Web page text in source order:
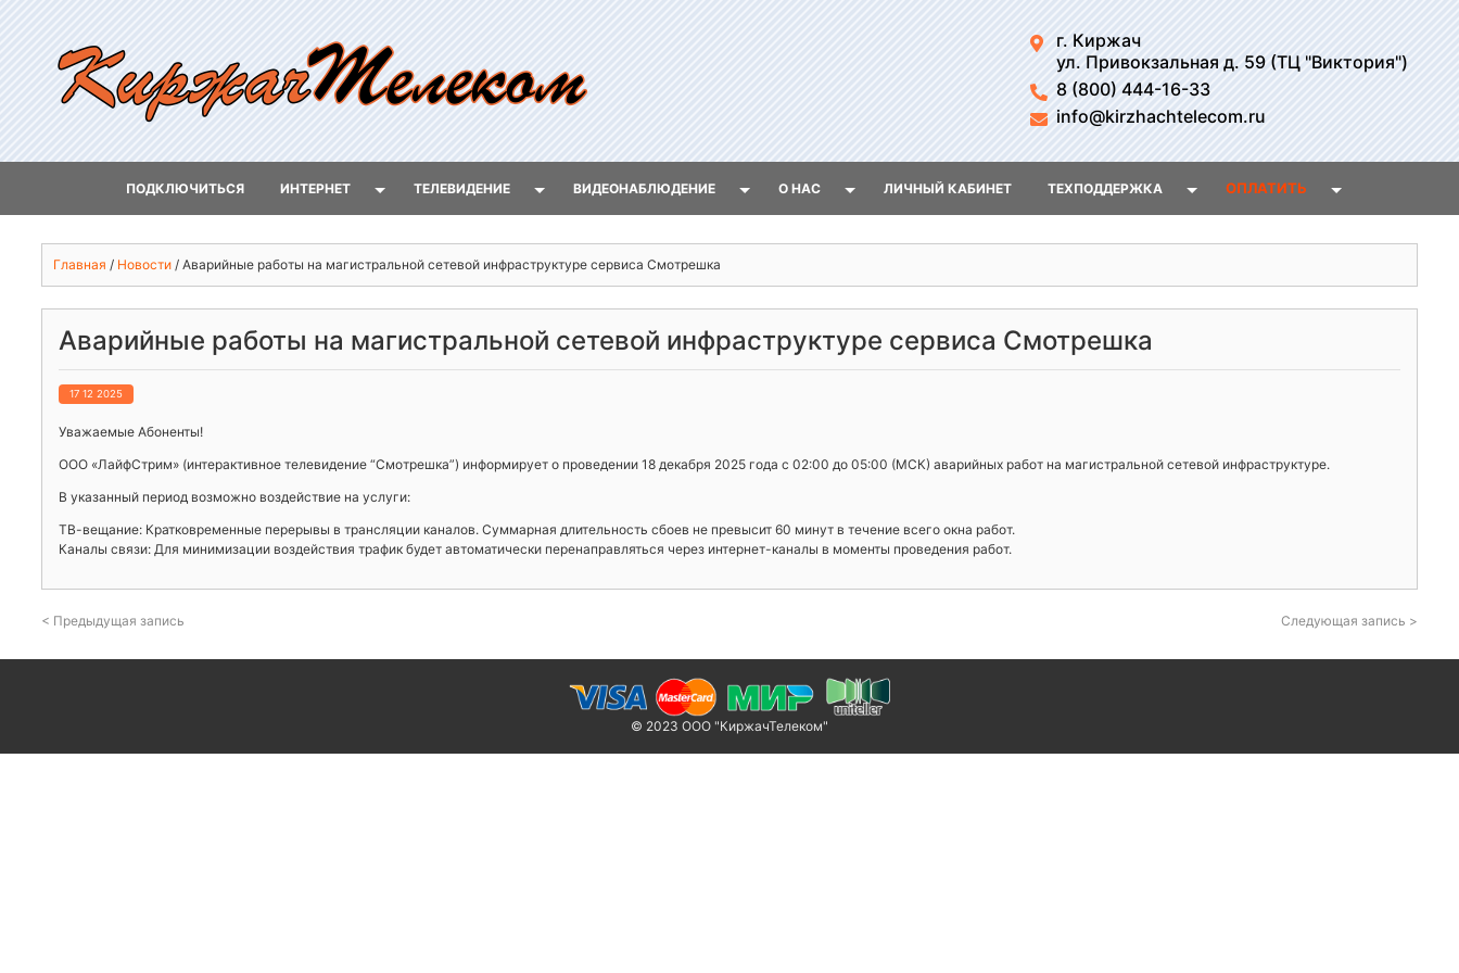
г. Киржач
ул. Привокзальная д. 59 (ТЦ "Виктория")
8 (800) 444-16-33
info@kirzhachtelecom.ru
ПОДКЛЮЧИТЬСЯ ИНТЕРНЕТ ТЕЛЕВИДЕНИЕ ВИДЕОНАБЛЮДЕНИЕ О НАС ЛИЧНЫЙ КАБИНЕТ ТЕХПОДДЕРЖКА ОПЛАТИТЬ
Главная / Новости / Аварийные работы на магистральной сетевой инфраструктуре сервиса Смотрешка
Аварийные работы на магистральной сетевой инфраструктуре сервиса Смотрешка
17 12 2025
Уважаемые Абоненты!
ООО «ЛайфСтрим» (интерактивное телевидение “Смотрешка”) информирует о проведении 18 декабря 2025 года с 02:00 до 05:00 (МСК) аварийных работ на магистральной сетевой инфраструктуре.
В указанный период возможно воздействие на услуги:
ТВ-вещание: Кратковременные перерывы в трансляции каналов. Суммарная длительность сбоев не превысит 60 минут в течение всего окна работ.
Каналы связи: Для минимизации воздействия трафик будет автоматически перенаправляться через интернет-каналы в моменты проведения работ.
< Предыдущая запись Следующая запись >
© 2023 ООО "КиржачТелеком"